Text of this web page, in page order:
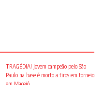
TRAGÉDIA! Jovem campeão pelo São
Paulo na base é morto a tiros em torneio